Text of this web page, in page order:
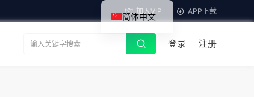
加入VIP APP下载
登录 注册
简体中文